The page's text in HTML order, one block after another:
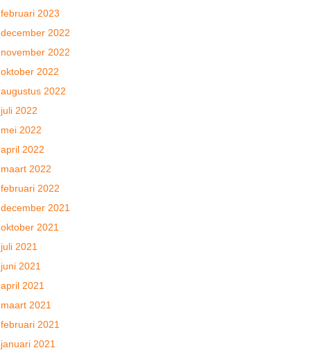
februari 2023
december 2022
november 2022
oktober 2022
augustus 2022
juli 2022
mei 2022
april 2022
maart 2022
februari 2022
december 2021
oktober 2021
juli 2021
juni 2021
april 2021
maart 2021
februari 2021
januari 2021